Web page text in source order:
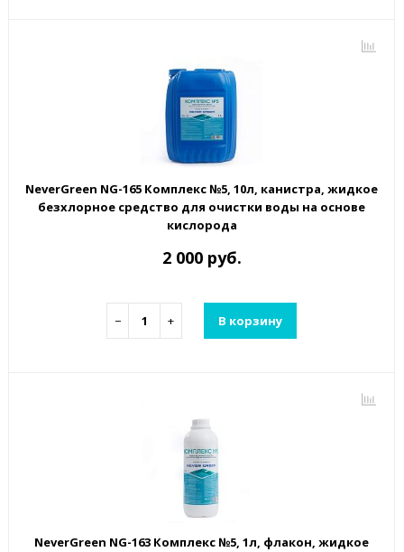
NeverGreen NG-165 Комплекс №5, 10л, канистра, жидкое
безхлорное средство для очистки воды на основе
кислорода
2 000 руб.
− + В корзину
NeverGreen NG-163 Комплекс №5, 1л, флакон, жидкое